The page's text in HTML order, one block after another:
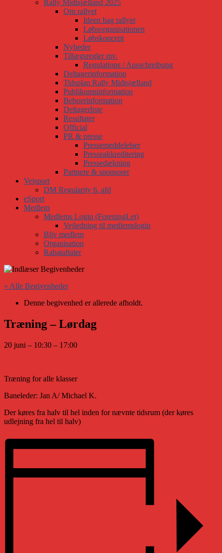
Rally Midtsjælland 2025
Om rallyet
Ideen bag rallyet
Løbsorganisationen
Løbskoncept
Nyheder
Tillægsregler mv.
Regulations / Ausschreibung
Deltagerinformation
Tidsplan Rally Midtsjælland
Publikumsinformation
Beboerinformation
Deltagerliste
Resultater
Official
PR & presse
Pressemeddelelser
Presseakkreditering
Pressedækning
Partnere & sponsorer
Vejsport
DM Regularity 6. afd
eSport
Medlem
Medlems Login (ForeningLet)
Vejledning til medlemslogin
Bliv medlem
Organisation
Rabataftaler
« Alle Begivenheder
Denne begivenhed er allerede afholdt.
Træning – Lørdag
20 juni – 10:30 – 17:00
Træning for alle klasser
Baneleder: Jan A/ Michael K.
Der køres fra halv til hel inden for nævnte tidsrum (der køres
udlejning fra hel til halv)